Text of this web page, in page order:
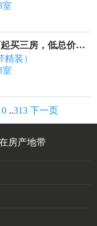
室
空港·凤凰栖岸230万起买三房，低总价，豪华配置
装）
室
..313 下一页
房产地带